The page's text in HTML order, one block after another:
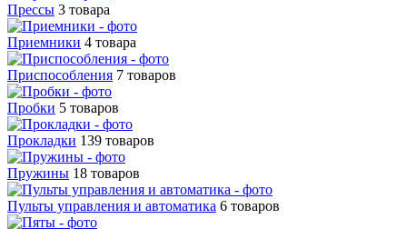
Прессы 3 товара
Приемники 4 товара
Приспособления 7 товаров
Пробки 5 товаров
Прокладки 139 товаров
Пружины 18 товаров
Пульты управления и автоматика 6 товаров